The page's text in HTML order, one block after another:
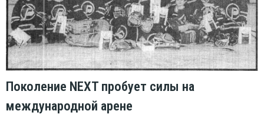
Поколение NEXT пробует силы на
международной арене